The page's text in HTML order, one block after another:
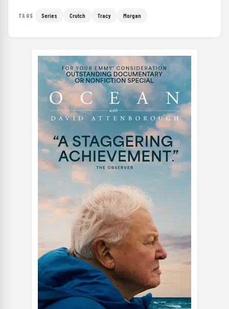
TAGS Series Crutch Tracy Morgan